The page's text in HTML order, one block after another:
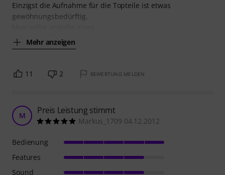
Einzigst die Aufnahme für die Topteile ist etwas
gewöhnungsbedürftig.
Mehr anzeigen
11 2 BEWERTUNG MELDEN
M Preis Leistung stimmt
Markus_1709 04.12.2012
Bedienung
Features
Sound